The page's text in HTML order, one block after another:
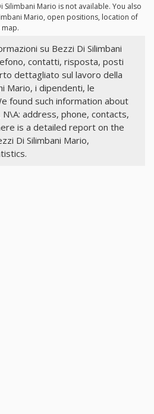
Mario is not available. You also
Mario, open positions, location of
map.
su Bezzi Di Silimbani
contatti, risposta, posti
dettagliato sul lavoro della
Mario, i dipendenti, le
found such information about
N\A: address, phone, contacts,
is a detailed report on the
Di Silimbani Mario,